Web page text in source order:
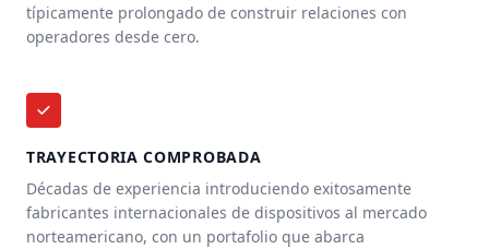
típicamente prolongado de construir relaciones con
operadores desde cero.
TRAYECTORIA COMPROBADA
Décadas de experiencia introduciendo exitosamente
fabricantes internacionales de dispositivos al mercado
norteamericano, con un portafolio que abarca